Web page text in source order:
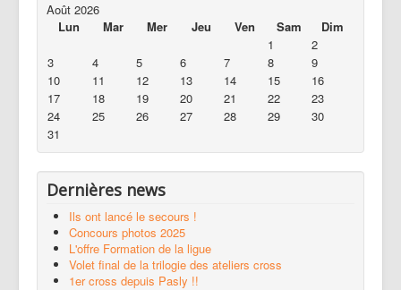
Août 2026
Lun
Mar Mer Jeu Ven Sam
Dim
1
2
3
4 5 6 7 8
9
10
11 12 13 14 15
16
17
18 19 20 21 22
23
24
25 26 27 28 29
30
31
Dernières news
Ils ont lancé le secours !
Concours photos 2025
L'offre Formation de la ligue
Volet final de la trilogie des ateliers cross
1er cross depuis Pasly !!